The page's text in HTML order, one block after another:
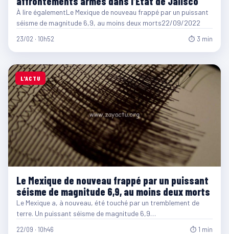
À lire égalementLe Mexique de nouveau frappé par un puissant
séisme de magnitude 6,9, au moins deux morts22/09/2022
23/02 · 10h52 ⏱ 3 min
L'ACTU
Le Mexique de nouveau frappé par un puissant
séisme de magnitude 6,9, au moins deux morts
Le Mexique a, à nouveau, été touché par un tremblement de
terre. Un puissant séisme de magnitude 6,9…
22/09 · 10h46 ⏱ 1 min